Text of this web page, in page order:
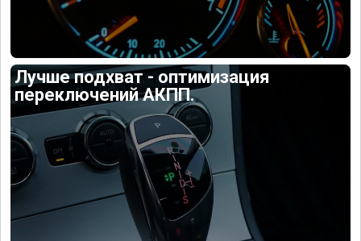
Лучше подхват - оптимизация
переключений АКПП.